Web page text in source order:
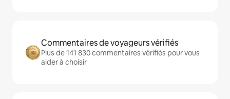
Commentaires de voyageurs vérifiés
Plus de 141 830 commentaires vérifiés pour vous
aider à choisir